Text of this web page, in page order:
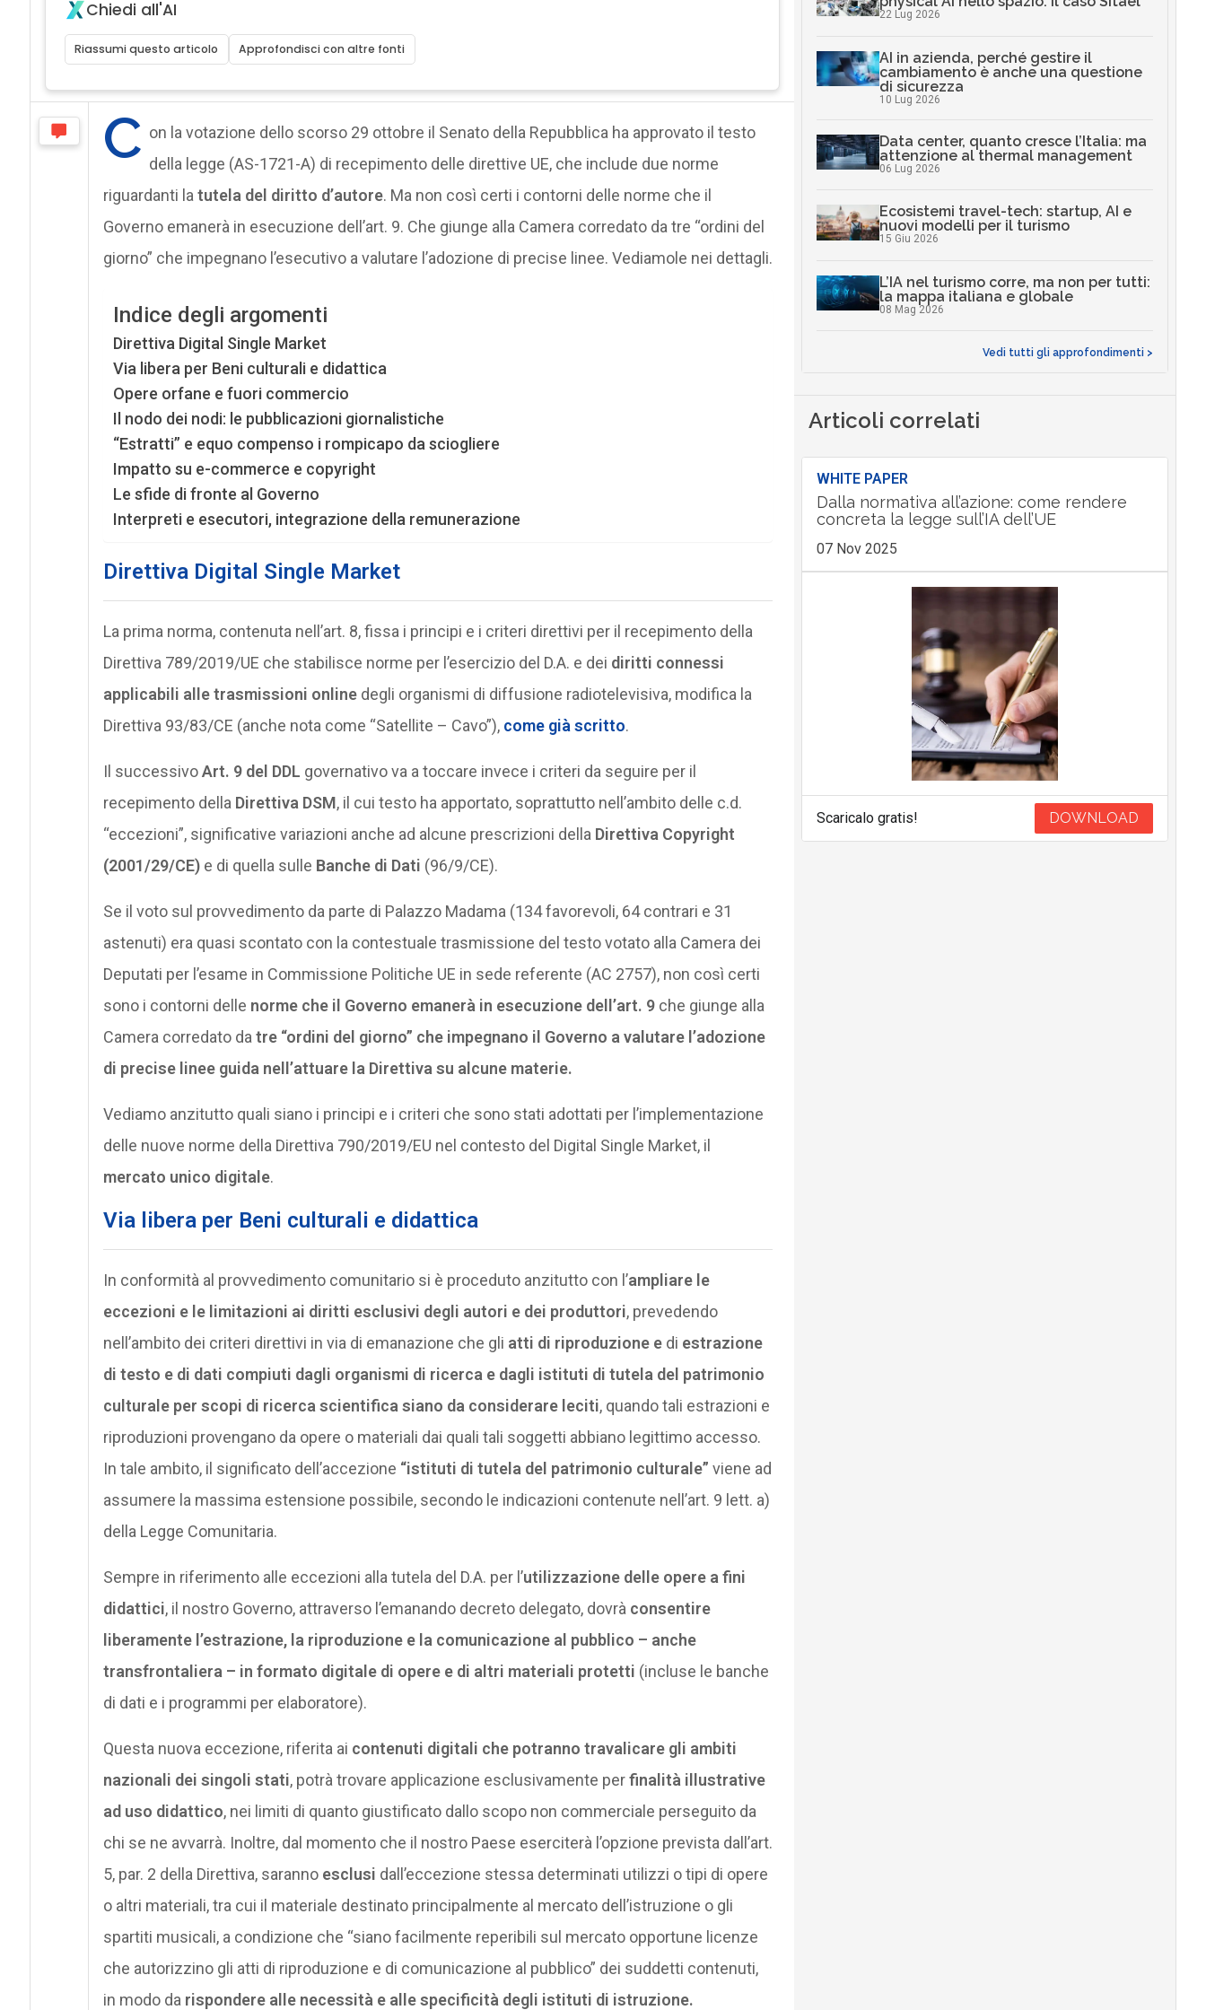
Chiedi all'AI
Riassumi questo articolo Approfondisci con altre fonti
C on la votazione dello scorso 29 ottobre il Senato della Repubblica ha approvato il testo
della legge (AS-1721-A) di recepimento delle direttive UE, che include due norme
riguardanti la tutela del diritto d’autore. Ma non così certi i contorni delle norme che il
Governo emanerà in esecuzione dell’art. 9. Che giunge alla Camera corredato da tre “ordini del
giorno” che impegnano l’esecutivo a valutare l’adozione di precise linee. Vediamole nei dettagli.
Indice degli argomenti
Direttiva Digital Single Market
Via libera per Beni culturali e didattica
Opere orfane e fuori commercio
Il nodo dei nodi: le pubblicazioni giornalistiche
“Estratti” e equo compenso i rompicapo da sciogliere
Impatto su e-commerce e copyright
Le sfide di fronte al Governo
Interpreti e esecutori, integrazione della remunerazione
Direttiva Digital Single Market
La prima norma, contenuta nell’art. 8, fissa i principi e i criteri direttivi per il recepimento della
Direttiva 789/2019/UE che stabilisce norme per l’esercizio del D.A. e dei diritti connessi
applicabili alle trasmissioni onlinedegli organismi di diffusione radiotelevisiva, modifica la
Direttiva 93/83/CE (anche nota come “Satellite – Cavo”), come già scritto.
Il successivoArt. 9 del DDL governativo va a toccare invece i criteri da seguire per il
recepimento della Direttiva DSM, il cui testo ha apportato, soprattutto nell’ambito delle c.d.
“eccezioni”, significative variazioni anche ad alcune prescrizioni della Direttiva Copyright
(2001/29/CE)e di quella sulle Banche di Dati (96/9/CE).
Se il voto sul provvedimento da parte di Palazzo Madama (134 favorevoli, 64 contrari e 31
astenuti) era quasi scontato con la contestuale trasmissione del testo votato alla Camera dei
Deputati per l’esame in Commissione Politiche UE in sede referente (AC 2757), non così certi
sono i contorni delle norme che il Governo emanerà in esecuzione dell’art. 9che giunge alla
Camera corredato da tre “ordini del giorno” che impegnano il Governo a valutare l’adozione
di precise linee guida nell’attuare la Direttiva su alcune materie.
Vediamo anzitutto quali siano i principi e i criteri che sono stati adottati per l’implementazione
delle nuove norme della Direttiva 790/2019/EU nel contesto del Digital Single Market, il
mercato unico digitale.
Via libera per Beni culturali e didattica
In conformità al provvedimento comunitario si è proceduto anzitutto con l’ampliare le
eccezioni e le limitazioni ai diritti esclusivi degli autori e dei produttori, prevedendo
nell’ambito dei criteri direttivi in via di emanazione che gli atti di riproduzione edi estrazione
di testo e di dati compiuti dagli organismi di ricerca e dagli istituti di tutela del patrimonio
culturale per scopi di ricerca scientifica siano da considerare leciti, quando tali estrazioni e
riproduzioni provengano da opere o materiali dai quali tali soggetti abbiano legittimo accesso.
In tale ambito, il significato dell’accezione “istituti di tutela del patrimonio culturale” viene ad
assumere la massima estensione possibile, secondo le indicazioni contenute nell’art. 9 lett. a)
della Legge Comunitaria.
Sempre in riferimento alle eccezioni alla tutela del D.A. per l’utilizzazione delle opere a fini
didattici, il nostro Governo, attraverso l’emanando decreto delegato, dovrà consentire
liberamente l’estrazione, la riproduzione e la comunicazione al pubblico – anche
transfrontaliera – in formato digitale di opere e di altri materiali protetti (incluse le banche
di dati e i programmi per elaboratore).
Questa nuova eccezione, riferita ai contenuti digitali che potranno travalicare gli ambiti
nazionali dei singoli stati, potrà trovare applicazione esclusivamente perfinalità illustrative
ad uso didattico, nei limiti di quanto giustificato dallo scopo non commerciale perseguito da
chi se ne avvarrà. Inoltre, dal momento che il nostro Paese eserciterà l’opzione prevista dall’art.
5, par. 2 della Direttiva, saranno esclusi dall’eccezione stessa determinati utilizzi o tipi di opere
o altri materiali, tra cui il materiale destinato principalmente al mercato dell’istruzione o gli
spartiti musicali, a condizione che “siano facilmente reperibili sul mercato opportune licenze
che autorizzino gli atti di riproduzione e di comunicazione al pubblico” dei suddetti contenuti,
in modo da rispondere alle necessità e alle specificità degli istituti di istruzione.
22 Lug 2026
AI in azienda, perché gestire il
cambiamento è anche una questione
di sicurezza
10 Lug 2026
Data center, quanto cresce l’Italia: ma
attenzione al thermal management
06 Lug 2026
Ecosistemi travel-tech: startup, AI e
nuovi modelli per il turismo
15 Giu 2026
L’IA nel turismo corre, ma non per tutti:
la mappa italiana e globale
08 Mag 2026
Vedi tutti gli approfondimenti >
Articoli correlati
WHITE PAPER
Dalla normativa all’azione: come rendere
concreta la legge sull’IA dell’UE
07 Nov 2025
Scaricalo gratis! DOWNLOAD